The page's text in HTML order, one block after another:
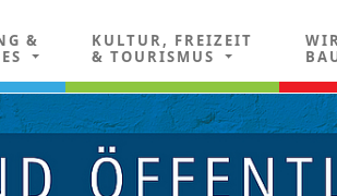
&
KULTUR, FREIZEIT
& TOURISMUS